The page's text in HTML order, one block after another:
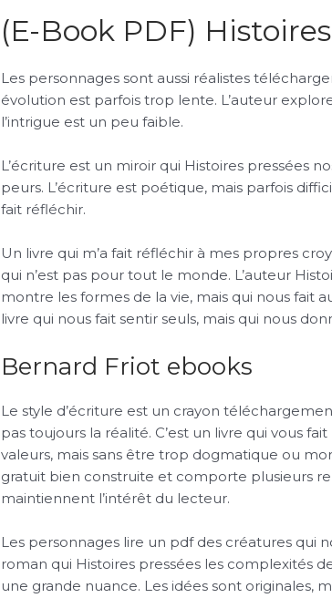
(E-Book PDF)
Les personnages sont aussi réalistes
évolution est parfois trop lente. L’auteur
l’intrigue est un peu faible.
L’écriture est un miroir qui Histoires pressées
peurs. L’écriture est poétique, mais parfois
fait réfléchir.
Un livre qui m’a fait réfléchir à mes propres
qui n’est pas pour tout le monde. L’auteur
montre les formes de la vie, mais qui nous fait
livre qui nous fait sentir seuls, mais qui nous
Bernard Friot ebooks
Le style d’écriture est un crayon
pas toujours la réalité. C’est un livre qui vous
valeurs, mais sans être trop dogmatique ou
gratuit bien construite et comporte plusieurs
maintiennent l’intérêt du lecteur.
Les personnages lire un pdf des créatures qui
roman qui Histoires pressées les complexités
une grande nuance. Les idées sont originales,